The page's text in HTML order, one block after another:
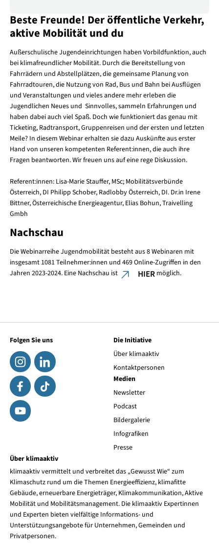
Beste Freunde! Der öffentliche Verkehr,
aktive Mobilität und du
Außerschulische Jugendeinrichtungen haben Vorbildfunktion, auch
bei klimafreundlicher Mobilität. Durch die Bereitstellung von
Fahrrädern und Abstellplätzen, die gemeinsame Planung von
Fahrradtouren, die Nutzung von Rad, Bus und Bahn bei Ausflügen
und Veranstaltungen und vieles andere mehr erleben die
Jugendlichen Neues und Sinnvolles, sammeln Erfahrungen und
haben dabei auch viel Spaß. Doch wie funktioniert das genau mit
Ticketing, Radtransport, Gruppenreisen und der ersten und letzten
Meile? In diesem Webinar erhalten sie dazu Auskünfte aus erster
Hand von unseren kompetenten Referent:innen, die auch ihre
Fragen beantworten. Wir freuen uns auf eine rege Diskussion.
Referent:innen: Lisa-Marie Stauffer, MSc; Mobilitätsverbünde
Österreich, DI Philipp Schober, Radlobby Österreich, DI. Dr.in Irene
Bittner, Österreichische Energieagentur, Elias Bohun, Traivelling
Gmbh
Nachschau
Die Webinarreihe Jugendmobilität besteht aus 8 Webinaren mit
insgesamt 1081 Teilnehmer:innen und 469 Online-Zugriffen in den
Jahren 2023-2024. Eine Nachschau ist
HIER möglich.
Folgen Sie uns
Die Initiative
Über klimaaktiv
Kontaktpersonen
Medien
Newsletter
Podcast
Bildergalerie
Infografiken
Presse
Über klimaaktiv
klimaaktiv vermittelt und verbreitet das „Gewusst Wie“ zum
Klimaschutz rund um die Themen Energieeffizienz, klimafitte
Gebäude, erneuerbare Energieträger, Klimakommunikation, Aktive
Mobilität und Mobilitätsmanagement. Die klimaaktiv Expertinnen
und Experten bieten vielfältige Informations- und
Unterstützungsangebote für Unternehmen, Gemeinden und
Privatpersonen.